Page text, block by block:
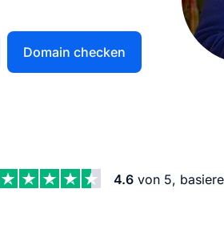
Erstelle schnell gute Domains
Domain checken
4.6von 5,